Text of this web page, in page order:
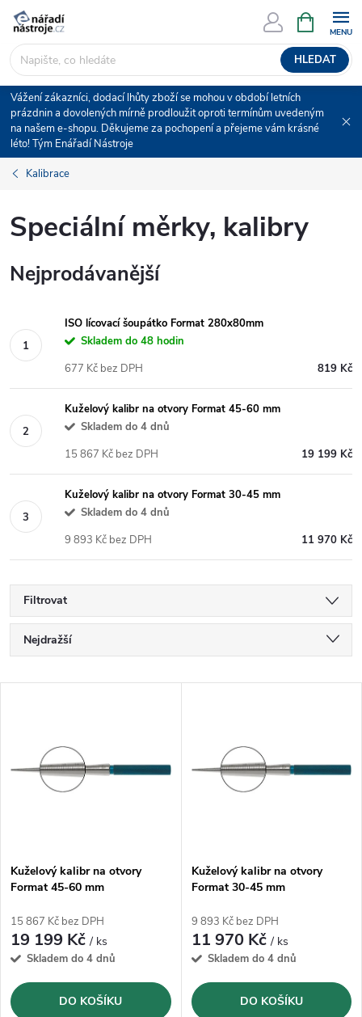
Přejít
obsah
HLEDAT
NÁKUPNÍ
KOŠÍK
Vážení zákazníci, dodací lhůty zboží se mohou v období letních
prázdnin a dovolených mírně prodloužit oproti termínům uvedeným
na našem e-shopu. Děkujeme za pochopení a přejeme vám krásné
léto! Tým Enářadí Nástroje
Kalibrace
Speciální měrky, kalibry
Nejprodávanější
ISO lícovací šoupátko Format 280x80mm
Skladem do 48 hodin
819 Kč
677 Kč bez DPH
Kuželový kalibr na otvory Format 45-60 mm
Skladem do 4 dnů
19 199 Kč
15 867 Kč bez DPH
Kuželový kalibr na otvory Format 30-45 mm
Skladem do 4 dnů
11 970 Kč
9 893 Kč bez DPH
Filtrovat
Ř
a
e
p
r
o
d
Nejdražší
p
s
p
r
o
Kuželový kalibr na otvory
Format 45-60 mm
15 867 Kč bez DPH
19 199 Kč/ ks
Skladem do 4 dnů
DO KOŠÍKU
Kuželový kalibr na otvory
Format 30-45 mm
9 893 Kč bez DPH
11 970 Kč/ ks
Skladem do 4 dnů
DO KOŠÍKU